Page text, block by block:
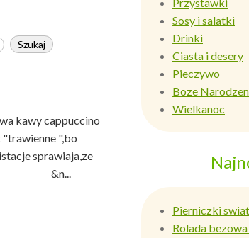
kawy cappuccino
"trawienne ",bo
sprawiaja,ze
&n...
Sosy i salatki
Drinki
Ciasta i desery
Pieczywo
Boze
Wielkanoc
Pierniczki
Rolada